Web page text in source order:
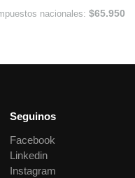
nacionales: $65.950
Seguinos
Facebook
Linkedin
Instagram